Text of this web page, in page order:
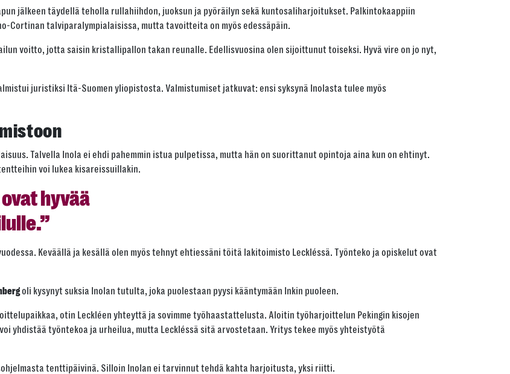
Jaa tämä linkki seuraavilla tavoilla
Tai kopioi linkki
jälkeen täydellä teholla rullahiihdon, juoksun ja pyöräilyn sekä kuntosaliharjoitukset. Palkintokaappiin
Cortinan talviparalympialaisissa, mutta tavoitteita on myös edessäpäin.
voitto, jotta saisin kristallipallon takan reunalle. Edellisvuosina olen sijoittunut toiseksi. Hyvä vire on jo nyt,
juristiksi Itä-Suomen yliopistosta. Valmistumiset jatkuvat: ensi syksynä Inolasta tulee myös
Talvella Inola ei ehdi pahemmin istua pulpetissa, mutta hän on suorittanut opintoja aina kun on ehtinyt.
voi lukea kisareissuillakin.
hyvää
Keväällä ja kesällä olen myös tehnyt ehtiessäni töitä lakitoimisto Leckléssä. Työnteko ja opiskelut ovat
oli kysynyt suksia Inolan tutulta, joka puolestaan pyysi kääntymään Inkin puoleen.
otin Leckléen yhteyttä ja sovimme työhaastattelusta. Aloitin työharjoittelun Pekingin kisojen
yhdistää työntekoa ja urheilua, mutta Leckléssä sitä arvostetaan. Yritys tekee myös yhteistyötä
tenttipäivinä. Silloin Inolan ei tarvinnut tehdä kahta harjoitusta, yksi riitti.